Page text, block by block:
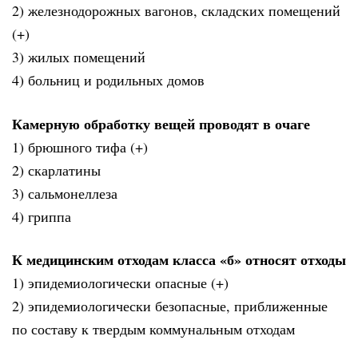
2) железнодорожных вагонов, складских помещений
(+)
3) жилых помещений
4) больниц и родильных домов
Камерную обработку вещей проводят в очаге
1) брюшного тифа (+)
2) скарлатины
3) сальмонеллеза
4) гриппа
К медицинским отходам класса «б» относят отходы
1) эпидемиологически опасные (+)
2) эпидемиологически безопасные, приближенные
по составу к твердым коммунальным отходам